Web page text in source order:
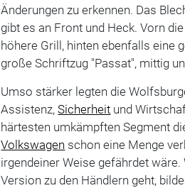
Änderungen zu erkennen. Das
gibt es an Front und Heck. Vorn
höhere Grill, hinten ebenfalls eine
große Schriftzug "Passat", mittig
Umso stärker legten die
Assistenz,Sicherheit und
härtesten umkämpften Segment
Volkswagen schon eine Menge
irgendeiner Weise gefährdet
Version zu den Händlern geht,